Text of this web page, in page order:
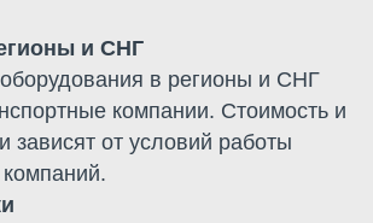
и СНГ
в регионы и СНГ
компании. Стоимость и
зависят от условий работы